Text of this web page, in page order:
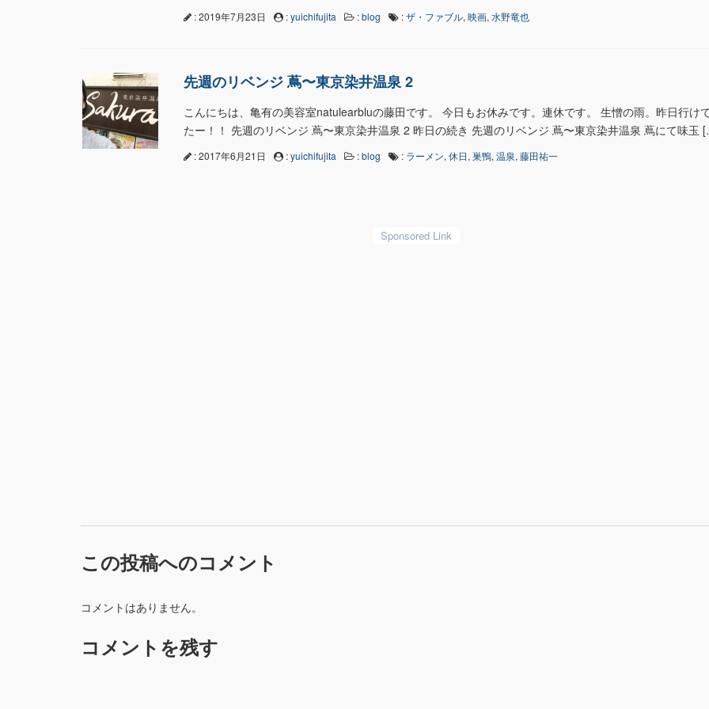
: 2019年7月23日 :yuichifujita :blog :ザ・ファブル, 映画, 水野竜也
先週のリベンジ 蔦〜東京染井温泉 2
こんにちは、亀有の美容室natulearbluの藤田です。 今日もお休みです。連休です。 生憎の雨。昨日行け
たー！！ 先週のリベンジ 蔦〜東京染井温泉 2 昨日の続き 先週のリベンジ 蔦〜東京染井温泉 蔦にて味玉
: 2017年6月21日 :yuichifujita :blog : ラーメン, 休日, 巣鴨, 温泉, 藤田祐一
この投稿へのコメント
コメントはありません。
コメントを残す